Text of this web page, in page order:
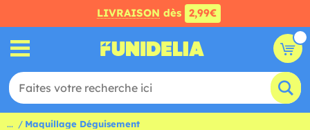
LIVRAISON dès 2,99€
... Maquillage Déguisement